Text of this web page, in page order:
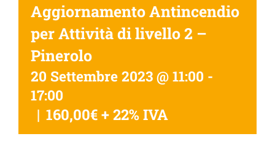
Aggiornamento Antincendio
per Attività di livello 2 –
Pinerolo
20 Settembre 2023 @ 11:00 -
17:00
| 160,00€ + 22% IVA